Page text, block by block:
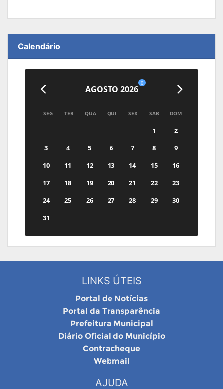
Calendário
AGOSTO 2026
0
SEG TER QUA QUI SEX SAB DOM
1
2
3
4 5 6 7 8
9
10
11 12 13 14 15
16
17
18 19 20 21 22
23
24
25 26 27 28 29
30
31
LINKS ÚTEIS
Portal de Notícias
Portal da Transparência
Prefeitura Municipal
Diário Oficial do Município
Contracheque
Webmail
AJUDA